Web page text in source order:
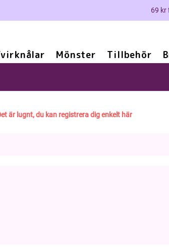
69 kr
Mönster Tillbehör
är lugnt, du kan registrera dig enkelt här